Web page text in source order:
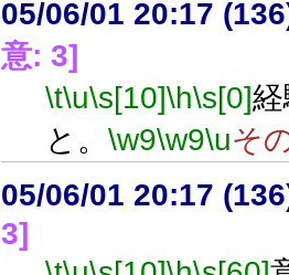
05/06/01 20:17
意: 3]
\t\u\s[10]\h\s[0]
と。 \w9\w9\uそ
05/06/01 20:17
3]